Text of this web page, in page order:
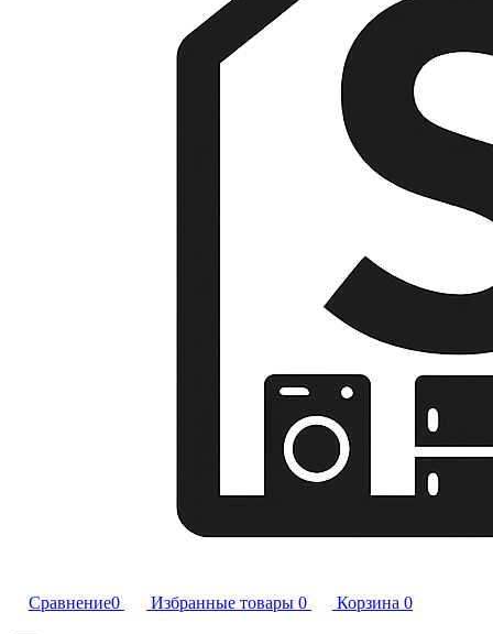
Сравнение0 Избранные товары 0 Корзина 0